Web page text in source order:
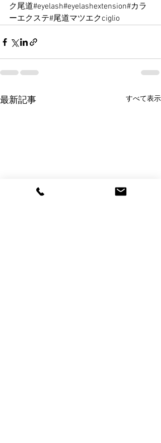
ク尾道#eyelash#eyelashextension#カラ
ーエクステ#尾道マツエクciglio
最新記事 すべて表示